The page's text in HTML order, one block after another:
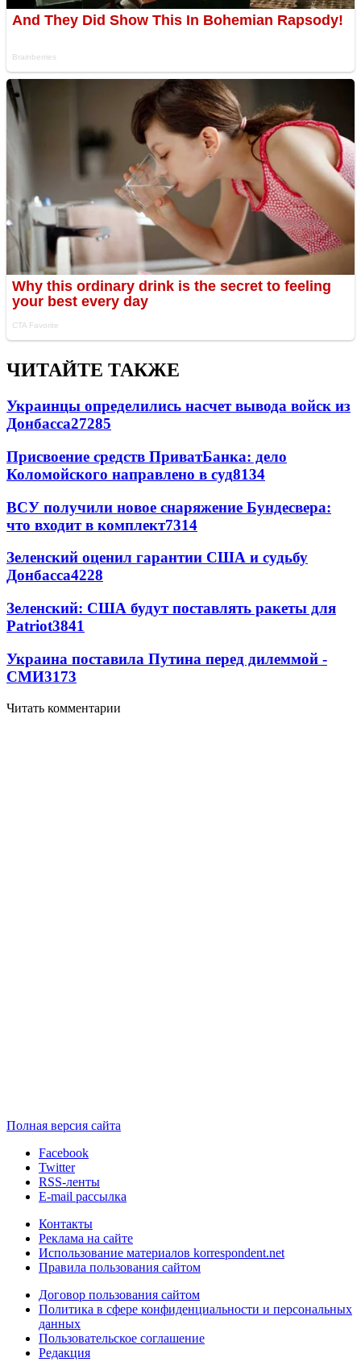
ЧИТАЙТЕ ТАКЖЕ
Украинцы определились насчет вывода войск из
Донбасса27285
Присвоение средств ПриватБанка: дело
Коломойского направлено в суд8134
ВСУ получили новое снаряжение Бундесвера:
что входит в комплект7314
Зеленский оценил гарантии США и судьбу
Донбасса4228
Зеленский: США будут поставлять ракеты для
Patriot3841
Украина поставила Путина перед дилеммой -
СМИ3173
Читать комментарии
Полная версия сайта
Facebook
Twitter
RSS-ленты
E-mail рассылка
Контакты
Реклама на сайте
Использование материалов korrespondent.net
Правила пользования сайтом
Договор пользования сайтом
Политика в сфере конфиденциальности и персональных
данных
Пользовательское соглашение
Редакция